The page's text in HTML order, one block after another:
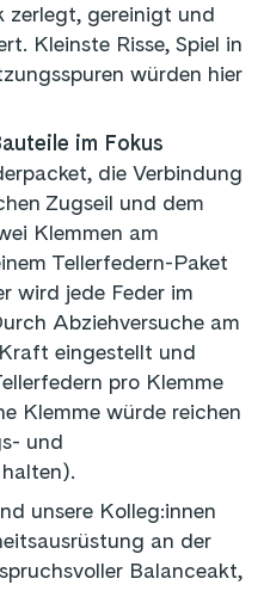
zerlegt, gereinigt und
Kleinste Risse, Spiel in
würden hier
im Fokus
die Verbindung
Zugseil und dem
Klemmen am
Tellerfedern-Paket
wird jede Feder im
Abziehversuche am
eingestellt und
pro Klemme
Klemme würde reichen
und
unsere Kolleg:innen
an der
Balanceakt,